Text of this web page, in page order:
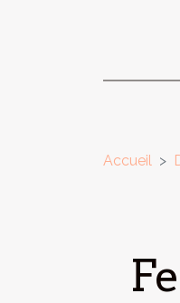
Accueil